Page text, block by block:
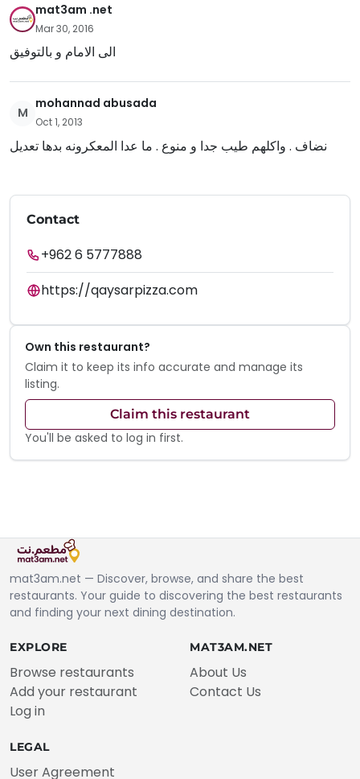
mat3am .net
Mar 30, 2016
الى الامام و بالتوفيق
M
mohannad abusada
Oct 1, 2013
نضاف . واكلهم طيب جدا و منوع . ما عدا المعكرونه بدها تعديل
Contact
+962 6 5777888
https://qaysarpizza.com
Own this restaurant?
Claim it to keep its info accurate and manage its
listing.
Claim this restaurant
You'll be asked to log in first.
mat3am.net — Discover, browse, and share the best
restaurants. Your guide to discovering the best restaurants
and finding your next dining destination.
EXPLORE
Browse restaurants
Add your restaurant
Log in
MAT3AM.NET
About Us
Contact Us
LEGAL
User Agreement